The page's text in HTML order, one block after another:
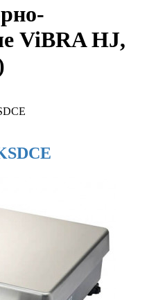
ViBRA HJ,